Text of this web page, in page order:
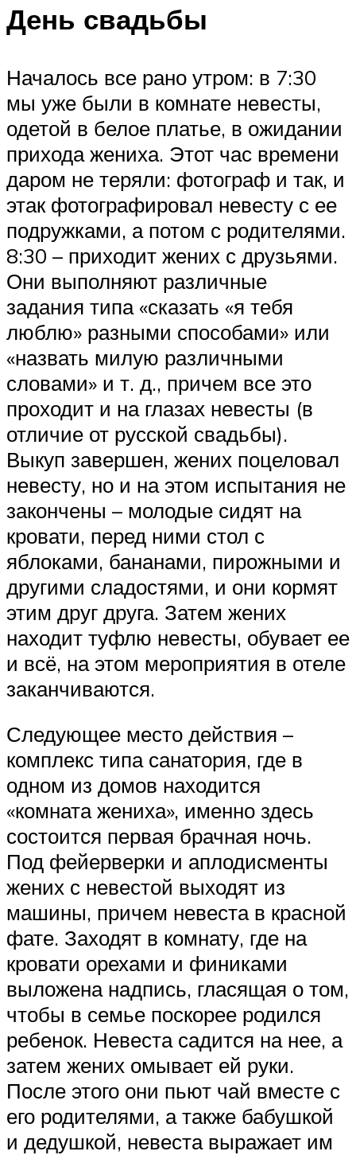
День свадьбы
Началось все рано утром: в 7:30
мы уже были в комнате невесты,
одетой в белое платье, в ожидании
прихода жениха. Этот час времени
даром не теряли: фотограф и так, и
этак фотографировал невесту с ее
подружками, а потом с родителями.
8:30 – приходит жених с друзьями.
Они выполняют различные
задания типа «сказать «я тебя
люблю» разными способами» или
«назвать милую различными
словами» и т. д., причем все это
проходит и на глазах невесты (в
отличие от русской свадьбы).
Выкуп завершен, жених поцеловал
невесту, но и на этом испытания не
закончены – молодые сидят на
кровати, перед ними стол с
яблоками, бананами, пирожными и
другими сладостями, и они кормят
этим друг друга. Затем жених
находит туфлю невесты, обувает ее
и всё, на этом мероприятия в отеле
заканчиваются.
Следующее место действия –
комплекс типа санатория, где в
одном из домов находится
«комната жениха», именно здесь
состоится первая брачная ночь.
Под фейерверки и аплодисменты
жених с невестой выходят из
машины, причем невеста в красной
фате. Заходят в комнату, где на
кровати орехами и финиками
выложена надпись, гласящая о том,
чтобы в семье поскорее родился
ребенок. Невеста садится на нее, а
затем жених омывает ей руки.
После этого они пьют чай вместе с
его родителями, а также бабушкой
и дедушкой, невеста выражает им